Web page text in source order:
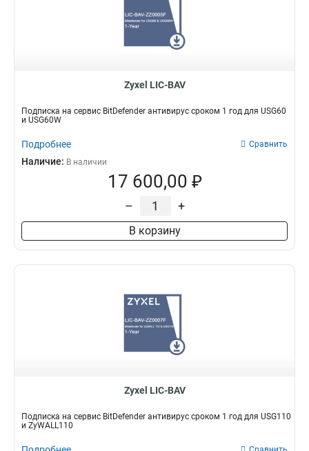
Zyxel LIC-BAV
Подписка на сервис BitDefender антивирус сроком 1 год для USG60
и USG60W
Подробнее Сравнить
Наличие: В наличии
17 600,00 ₽
– +
В корзину
Zyxel LIC-BAV
Подписка на сервис BitDefender антивирус сроком 1 год для USG110
и ZyWALL110